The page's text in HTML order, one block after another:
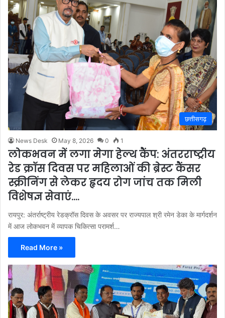
छत्तीसगढ़
News Desk May 8, 2026 0 1
लोकभवन में लगा मेगा हेल्थ कैंप: अंतरराष्ट्रीय
रेड क्रॉस दिवस पर महिलाओं की ब्रेस्ट कैंसर
स्क्रीनिंग से लेकर हृदय रोग जांच तक मिली
विशेषज्ञ सेवाएं….
रायपुर: अंतर्राष्ट्रीय रेडक्रॉस दिवस के अवसर पर राज्यपाल श्री रमेन डेका के मार्गदर्शन
में आज लोकभवन में व्यापक चिकित्सा परामर्श…
Read More »